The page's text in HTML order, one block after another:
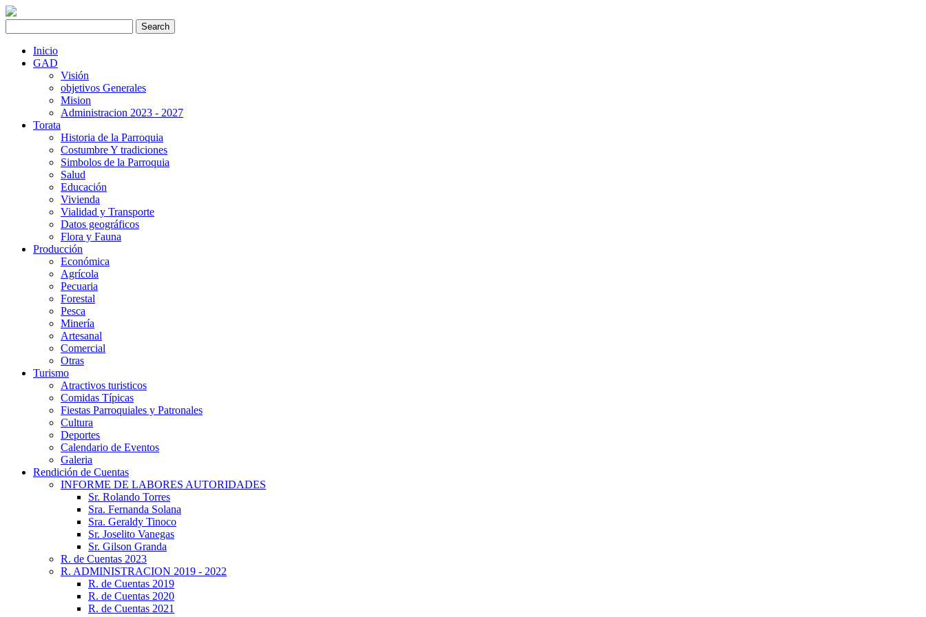
Inicio
GAD
Visión
objetivos Generales
Mision
Administracion 2023 - 2027
Torata
Historia de la Parroquia
Costumbre Y tradiciones
Simbolos de la Parroquia
Salud
Educación
Vivienda
Vialidad y Transporte
Datos geográficos
Flora y Fauna
Producción
Económica
Agrícola
Pecuaria
Forestal
Pesca
Minería
Artesanal
Comercial
Otras
Turismo
Atractivos turisticos
Comidas Típicas
Fiestas Parroquiales y Patronales
Cultura
Deportes
Calendario de Eventos
Galeria
Rendición de Cuentas
INFORME DE LABORES AUTORIDADES
Sr. Rolando Torres
Sra. Fernanda Solana
Sra. Geraldy Tinoco
Sr. Joselito Vanegas
Sr. Gilson Granda
R. de Cuentas 2023
R. ADMINISTRACION 2019 - 2022
R. de Cuentas 2019
R. de Cuentas 2020
R. de Cuentas 2021